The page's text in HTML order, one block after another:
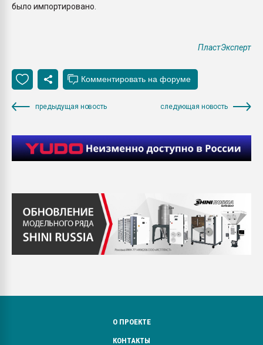
было импортировано.
ПластЭксперт
предыдущая новость следующая новость
О ПРОЕКТЕ
КОНТАКТЫ